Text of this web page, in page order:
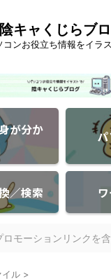
陰キャくじらブ
コンお役立ち情報をイラ
が分か
／検索
モーションリンクを
イル >